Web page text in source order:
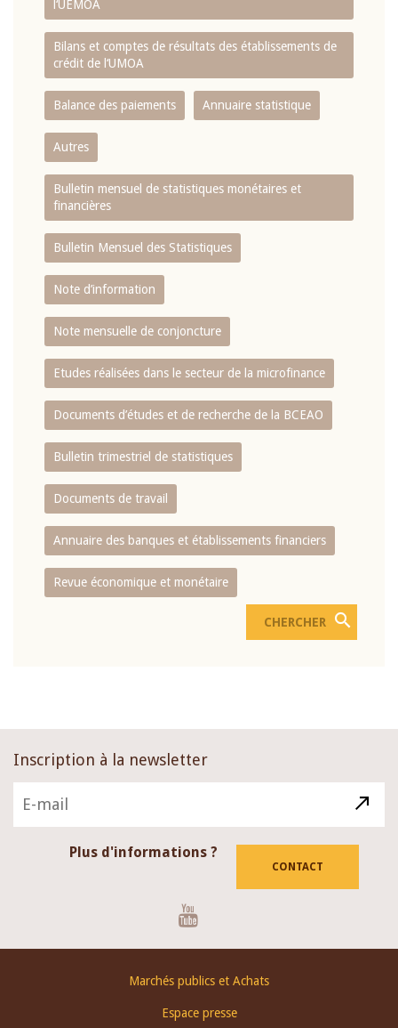
l‘UEMOA
Bilans et comptes de résultats des établissements de
crédit de l‘UMOA
Balance des paiements Annuaire statistique
Autres
Bulletin mensuel de statistiques monétaires et
financières
Bulletin Mensuel des Statistiques
Note d’information
Note mensuelle de conjoncture
Etudes réalisées dans le secteur de la microfinance
Documents d’études et de recherche de la BCEAO
Bulletin trimestriel de statistiques
Documents de travail
Annuaire des banques et établissements financiers
Revue économique et monétaire
Inscription à la newsletter
Plus d'informations ?
CONTACT
Marchés publics et Achats
Espace presse